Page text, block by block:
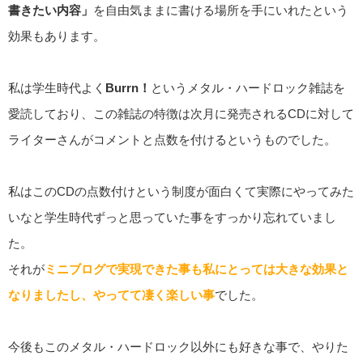
書きたい内容」 を自由気ままに書ける場所を手にいれたという
効果もあります。
私は学生時代よく Burrn！ というメタル・ハードロック雑誌を
愛読しており、この雑誌の特徴は次月に発売されるCDに対して
ライターさんがコメントと点数を付けるというものでした。
私はこのCDの点数付けという制度が面白くて実際にやってみた
いなと学生時代ずっと思っていた事をすっかり忘れていまし
た。
それがミニブログで実現できた事も私にとっては大きな効果と
なりましたし、やってて凄く楽しい事でした。
今後もこのメタル・ハードロック以外にも好きな事で、やりた